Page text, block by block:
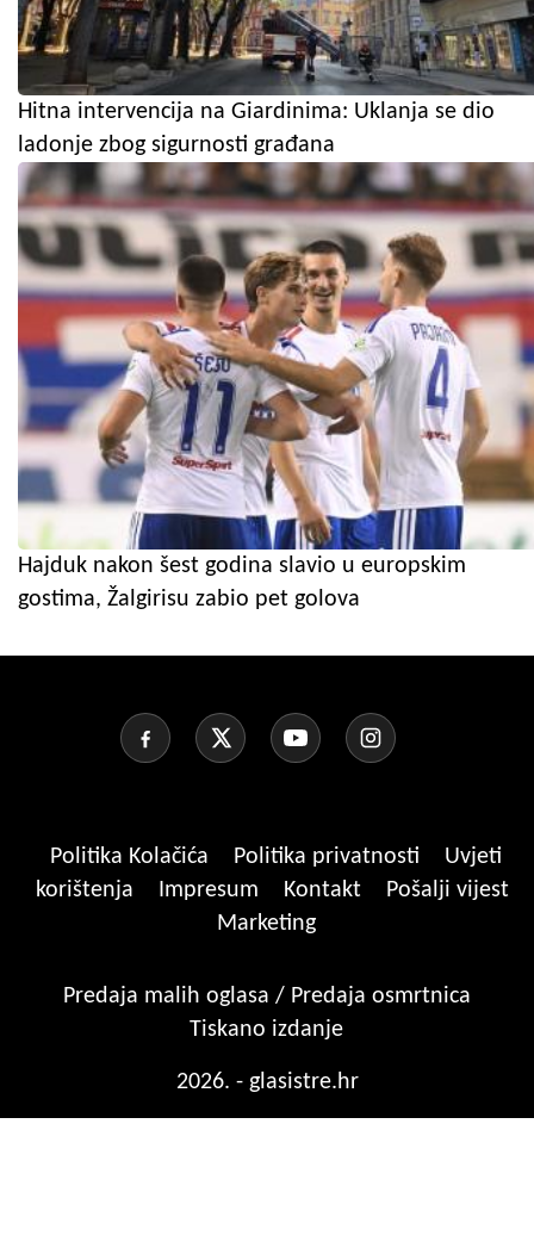
Hitna intervencija na Giardinima: Uklanja se dio
ladonje zbog sigurnosti građana
Hajduk nakon šest godina slavio u europskim
gostima, Žalgirisu zabio pet golova
Politika Kolačića Politika privatnosti
Uvjeti
korištenja
Impresum Kontakt
Pošalji vijest
Marketing
Predaja malih oglasa / Predaja osmrtnica
Tiskano izdanje
2026. - glasistre.hr